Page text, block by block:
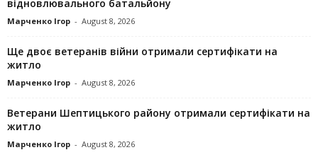
відновлювального батальйону
Марченко Ігор - August 8, 2026
Ще двоє ветеранів війни отримали сертифікати на
житло
Марченко Ігор - August 8, 2026
Ветерани Шептицького району отримали сертифікати на
житло
Марченко Ігор - August 8, 2026